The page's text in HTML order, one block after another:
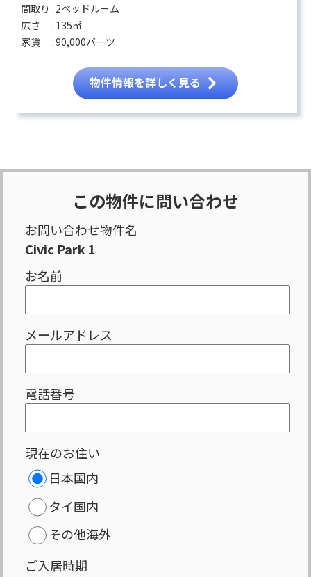
間取り : 2ベッドルーム
広さ : 135㎡
家賃 :90,000バーツ
物件情報を詳しく見る
この物件に問い合わせ
お問い合わせ物件名
Civic Park 1
お名前
メールアドレス
電話番号
現在のお住い
日本国内
タイ国内
その他海外
ご入居時期